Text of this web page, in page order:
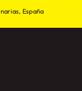
España